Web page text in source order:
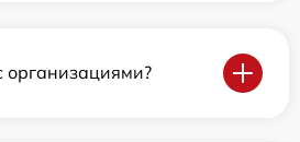
организациями?